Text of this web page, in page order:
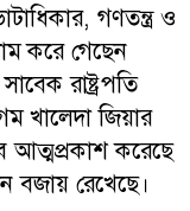
গণতন্ত্র ও
করে গেছেন
রাষ্ট্রপতি
খালেদা জিয়ার
আত্মপ্রকাশ করেছে
বজায় রেখেছে।